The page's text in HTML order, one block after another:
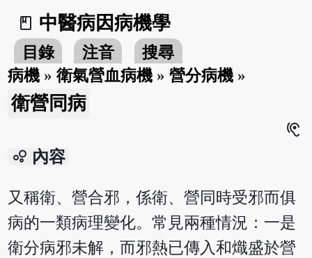
book_2
中醫病因病機學
目錄 注音
搜尋
病機 »衛氣營血病機 »營分病機 »
衛營同病
hearing
bubble_chart 內容
又稱衛、營合邪，係衛、營同時受邪而俱
病的一類病理變化。常見兩種情況：一是
衛分病邪未解，而邪熱已傳入和熾盛於營